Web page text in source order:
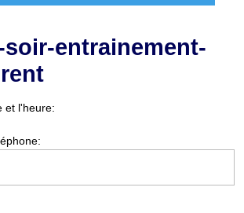
soir-entrainement-
et l'heure: